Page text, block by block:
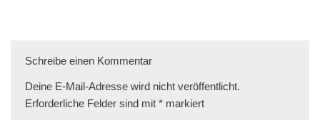
Schreibe einen Kommentar
Deine E-Mail-Adresse wird nicht veröffentlicht.
Erforderliche Felder sind mit * markiert